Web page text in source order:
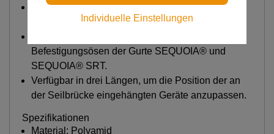
Ermöglicht eine optimale seitliche
Bewegungsfreiheit.
Befestigungsösen der Gurte SEQUOIA® und
SEQUOIA® SRT.
Verfügbar in drei Längen, um die Position der an
der Seilbrücke eingehängten Geräte anzupassen.
Spezifikationen
Material: Polyamid
Individuelle Einstellungen